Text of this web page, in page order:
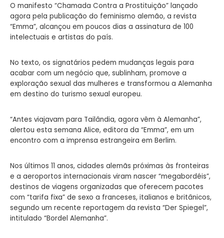
O manifesto “Chamada Contra a Prostituição” lançado
agora pela publicação do feminismo alemão, a revista
“Emma”, alcançou em poucos dias a assinatura de 100
intelectuais e artistas do país.
No texto, os signatários pedem mudanças legais para
acabar com um negócio que, sublinham, promove a
exploração sexual das mulheres e transformou a Alemanha
em destino do turismo sexual europeu.
“Antes viajavam para Tailândia, agora vêm à Alemanha”,
alertou esta semana Alice, editora da “Emma”, em um
encontro com a imprensa estrangeira em Berlim.
Nos últimos 11 anos, cidades alemãs próximas às fronteiras
e a aeroportos internacionais viram nascer “megabordéis”,
destinos de viagens organizadas que oferecem pacotes
com “tarifa fixa” de sexo a franceses, italianos e britânicos,
segundo um recente reportagem da revista “Der Spiegel”,
intitulado “Bordel Alemanha”.